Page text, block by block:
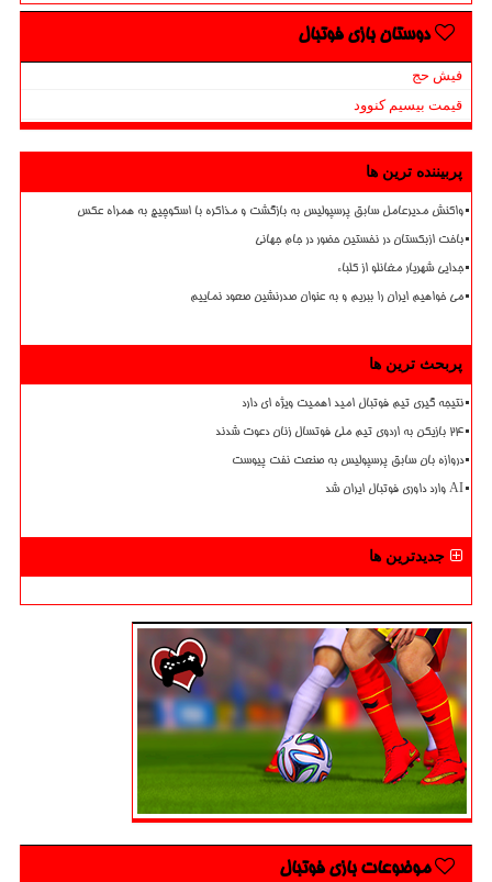
دوستان بازی فوتبال
فیش حج
قیمت بیسیم کنوود
پربیننده ترین ها
واکنش مدیرعامل سابق پرسپولیس به بازگشت و مذاکره با اسکوچیچ به همراه عکس
باخت ازبکستان در نخستین حضور در جام جهانی
جدایی شهریار مغانلو از کلباء
می خواهیم ایران را ببریم و به عنوان صدرنشین صعود نماییم
پربحث ترین ها
نتیجه گیری تیم فوتبال امید اهمیت ویژه ای دارد
۲۴ بازیکن به اردوی تیم ملی فوتسال زنان دعوت شدند
دروازه بان سابق پرسپولیس به صنعت نفت پیوست
AI وارد داوری فوتبال ایران شد
جدیدترین ها
موضوعات بازی فوتبال